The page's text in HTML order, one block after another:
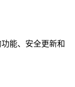
能、安全更新和